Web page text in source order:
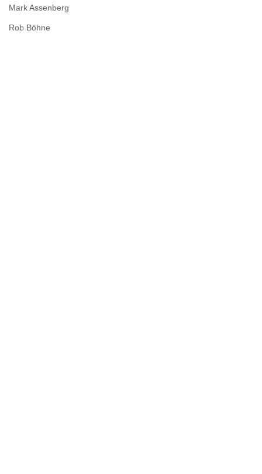
Mark Assenberg
Rob Böhne